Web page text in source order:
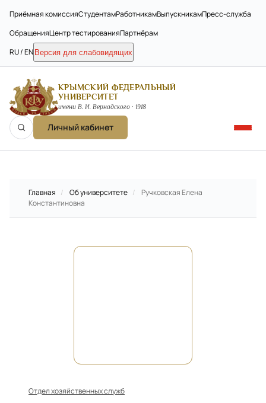
Приёмная комиссияСтудентамРаботникамВыпускникамПресс-служба
ОбращенияЦентр тестированияПартнёрам
RU / EN Версия для слабовидящих
КРЫМСКИЙ ФЕДЕРАЛЬНЫЙ
УНИВЕРСИТЕТ
имени В. И. Вернадского · 1918
Личный кабинет
Главная / Об университете /
Ручковская Елена
Константиновна
Отдел хозяйственных служб